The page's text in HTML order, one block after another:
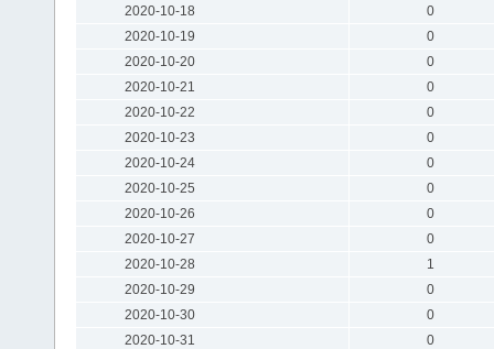
2020-10-18
0
2020-10-19
0
2020-10-20
0
2020-10-21
0
2020-10-22
0
2020-10-23
0
2020-10-24
0
2020-10-25
0
2020-10-26
0
2020-10-27
0
2020-10-28
1
2020-10-29
0
2020-10-30
0
2020-10-31
0